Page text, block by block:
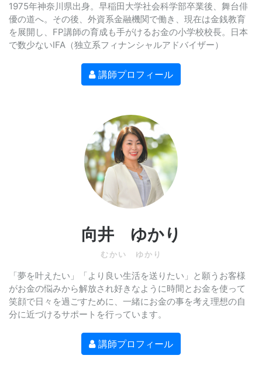
1975年神奈川県出身。早稲田大学社会科学部卒業後、舞台俳
優の道へ。その後、外資系金融機関で働き、現在は金銭教育
を展開し、FP講師の育成も手がけるお金の小学校校長。日本
で数少ないIFA（独立系フィナンシャルアドバイザー）
講師プロフィール
向井 ゆかり
むかい ゆかり
「夢を叶えたい」「より良い生活を送りたい」と願うお客様
がお金の悩みから解放され好きなように時間とお金を使って
笑顔で日々を過ごすために、一緒にお金の事を考え理想の自
分に近づけるサポートを行っています。
講師プロフィール